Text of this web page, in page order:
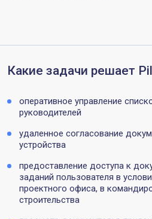
Какие задачи решает
оперативное управление
руководителей
удаленное согласование
устройства
предоставление доступа к
заданий пользователя в
проектного офиса, в
строительства